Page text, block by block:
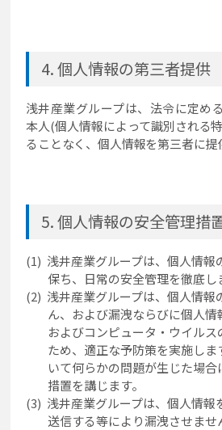
個人情報の第三者提供
浅井産業グループは、法令に定め
本人(個人情報によって識別される
ることなく、個人情報を第三者に提
個人情報の安全管理措
浅井産業グループは、個人情報
保ち、日常の安全管理を徹底し
浅井産業グループは、個人情報
ん、および漏洩ならびに個人情
およびコンピュータ・ウイルス
ため、適正な予防策を実施しま
いて何らかの問題が生じた場
措置を講じます。
浅井産業グループは、個人情報
送信する等により漏洩させませ